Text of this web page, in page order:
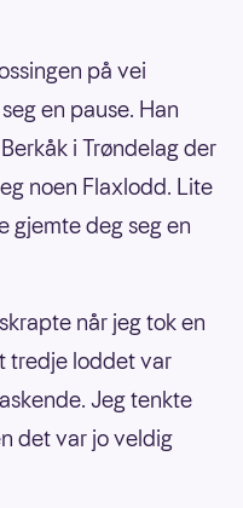
på vei
en pause. Han
i Trøndelag der
noen Flaxlodd. Lite
gjemte deg seg en
når jeg tok en
tredje loddet var
Jeg tenkte
det var jo veldig